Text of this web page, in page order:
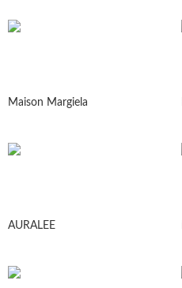
Maison Margiela
AURALEE